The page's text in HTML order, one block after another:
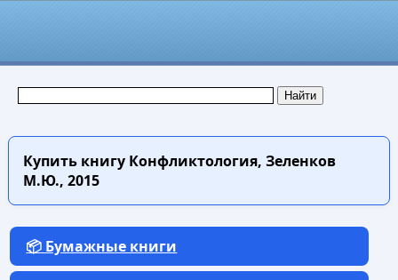
Купить книгуКонфликтология, Зеленков
М.Ю., 2015
📦 Бумажные книги